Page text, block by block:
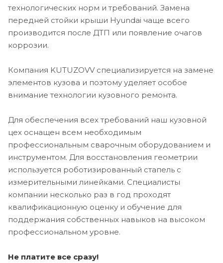
технологических норм и требований. Замена
передней стойки крыши Hyundai чаще всего
производится после ДТП или появление очагов
коррозии.
Компания KUTUZOVV специализируется на замене
элементов кузова и поэтому уделяет особое
внимание технологии кузовного ремонта.
Для обеспечения всех требований наш кузовной
цех оснащен всем необходимым
профессиональным сварочным оборудованием и
инструментом. Для восстановления геометрии
используется роботизированный стапель с
измерительными линейками. Специалисты
компании несколько раз в год проходят
квалификационную оценку и обучение для
поддержания собственных навыков на высоком
профессиональном уровне.
Не платите все сразу!